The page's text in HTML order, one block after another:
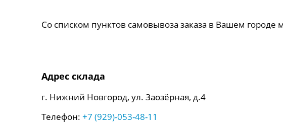
Со списком пунктов самовывоза заказа в Вашем городе
Адрес склада
г. Нижний Новгород, ул. Заозёрная, д.4
Телефон: +7 (929)-053-48-11